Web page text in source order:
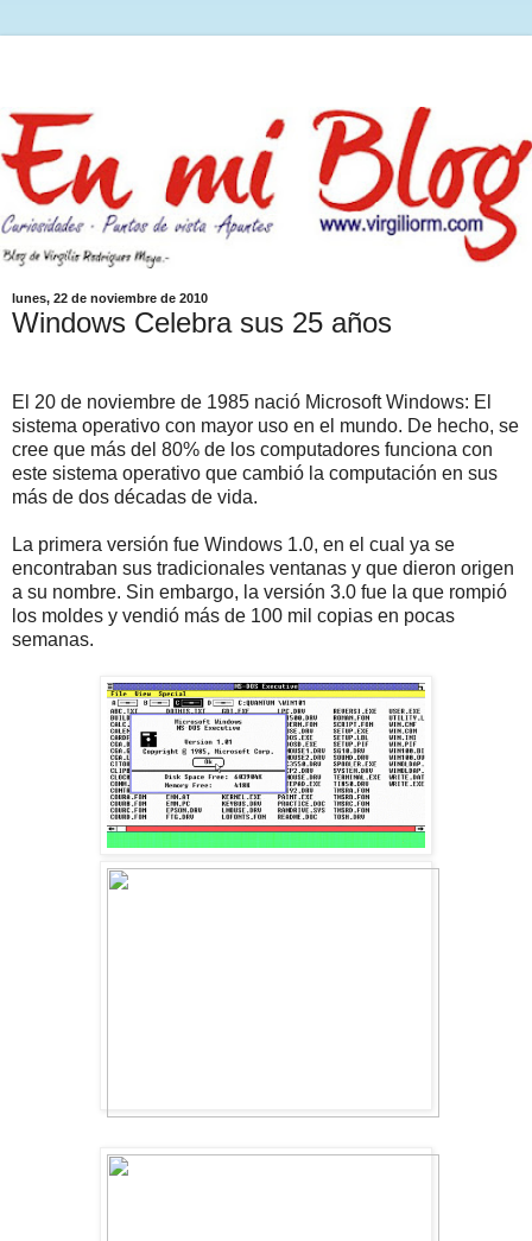
lunes, 22 de noviembre de 2010
Windows Celebra sus 25 años
El 20 de noviembre de 1985 nació Microsoft Windows: El
sistema operativo con mayor uso en el mundo. De hecho, se
cree que más del 80% de los computadores funciona con
este sistema operativo que cambió la computación en sus
más de dos décadas de vida.
La primera versión fue Windows 1.0, en el cual ya se
encontraban sus tradicionales ventanas y que dieron origen
a su nombre. Sin embargo, la versión 3.0 fue la que rompió
los moldes y vendió más de 100 mil copias en pocas
semanas.